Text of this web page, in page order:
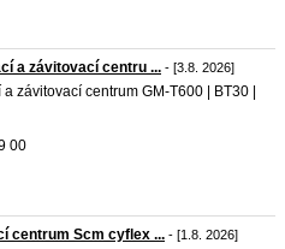
a závitovací centru ... - [3.8. 2026]
a závitovací centrum GM-T600 | BT30 |
00
centrum Scm cyflex ... - [1.8. 2026]